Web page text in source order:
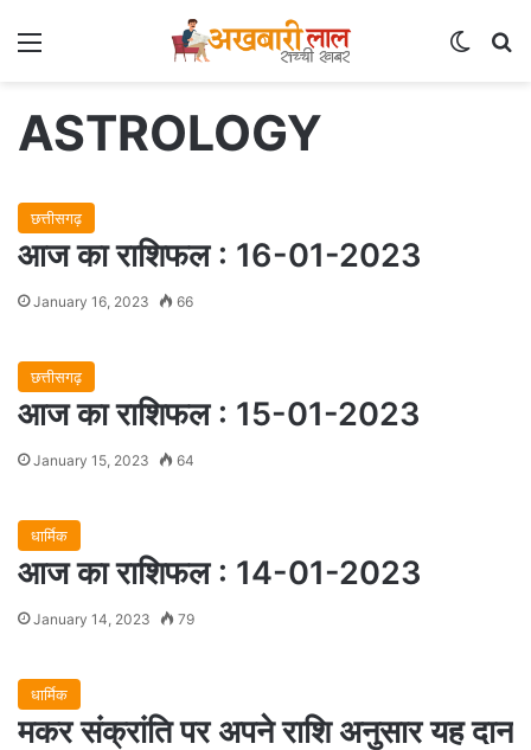
Menu
ASTROLOGY
छत्तीसगढ़
आज का राशिफल : 16-01-2023
January 16, 2023 66
छत्तीसगढ़
आज का राशिफल : 15-01-2023
January 15, 2023 64
धार्मिक
आज का राशिफल : 14-01-2023
January 14, 2023 79
धार्मिक
मकर संक्रांति पर अपने राशि अनुसार यह दान